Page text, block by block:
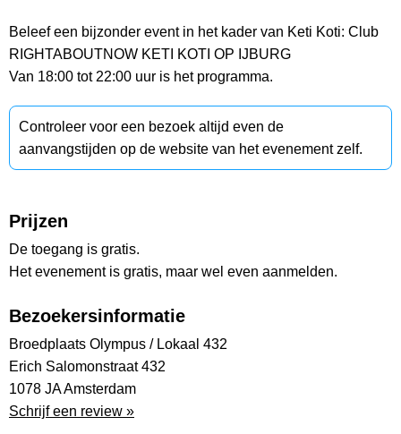
Beleef een bijzonder event in het kader van Keti Koti: Club
RIGHTABOUTNOW KETI KOTI OP IJBURG
Van 18:00 tot 22:00 uur is het programma.
Controleer voor een bezoek altijd even de
aanvangstijden op de website van het evenement zelf.
Prijzen
De toegang is gratis.
Het evenement is gratis, maar wel even aanmelden.
Bezoekersinformatie
Broedplaats Olympus / Lokaal 432
Erich Salomonstraat 432
1078 JA Amsterdam
Schrijf een review »